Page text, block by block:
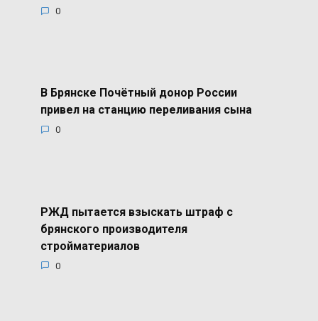
0
В Брянске Почётный донор России
привел на станцию переливания сына
0
РЖД пытается взыскать штраф с
брянского производителя
стройматериалов
0